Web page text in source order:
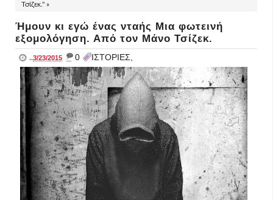
Τσίζεκ." »
Ήμουν κι εγώ ένας νταής Μια φωτεινή
εξομολόγηση. Από τον Μάνο Τσίζεκ.
..3/23/2015 _ 0 ΙΣΤΟΡΙΕΣ,